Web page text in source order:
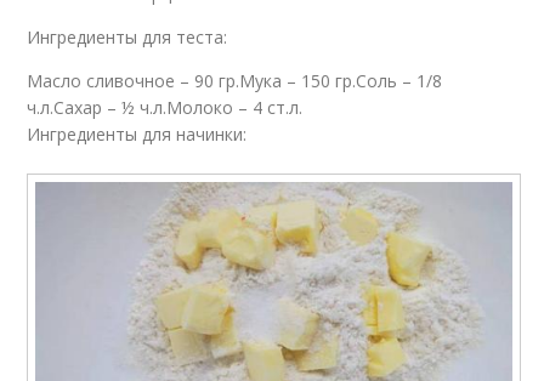
Ингредиенты для теста:
Масло сливочное – 90 гр.Мука – 150 гр.Соль – 1/8
ч.л.Сахар – ½ ч.л.Молоко – 4 ст.л.
Ингредиенты для начинки: